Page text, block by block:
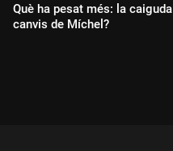
Què ha pesat més: la
canvis de Míchel?